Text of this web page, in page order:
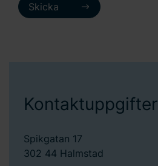
Kontaktuppgifter
Spikgatan 17
302 44 Halmstad
Skicka